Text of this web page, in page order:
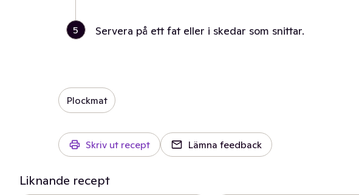
5 Servera på ett fat eller i skedar som snittar.
Plockmat
Skriv ut recept Lämna feedback
Liknande recept